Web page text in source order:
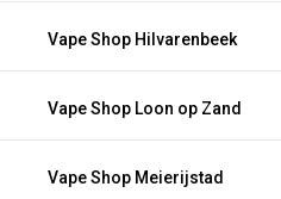
Vape Shop Hilvarenbeek
Vape Shop Loon op Zand
Vape Shop Meierijstad